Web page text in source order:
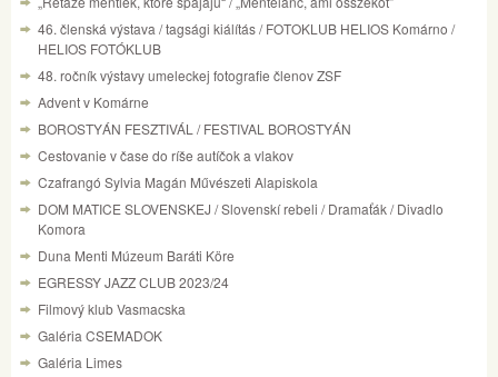
46. členská výstava / tagsági kiálítás / FOTOKLUB HELIOS Komárno /
HELIOS FOTÓKLUB
48. ročník výstavy umeleckej fotografie členov ZSF
Advent v Komárne
BOROSTYÁN FESZTIVÁL / FESTIVAL BOROSTYÁN
Cestovanie v čase do ríše autíčok a vlakov
Czafrangó Sylvia Magán Művészeti Alapiskola
DOM MATICE SLOVENSKEJ / Slovenskí rebeli / Dramaťák / Divadlo
Komora
Duna Menti Múzeum Baráti Köre
EGRESSY JAZZ CLUB 2023/24
Filmový klub Vasmacska
Galéria CSEMADOK
Galéria Limes